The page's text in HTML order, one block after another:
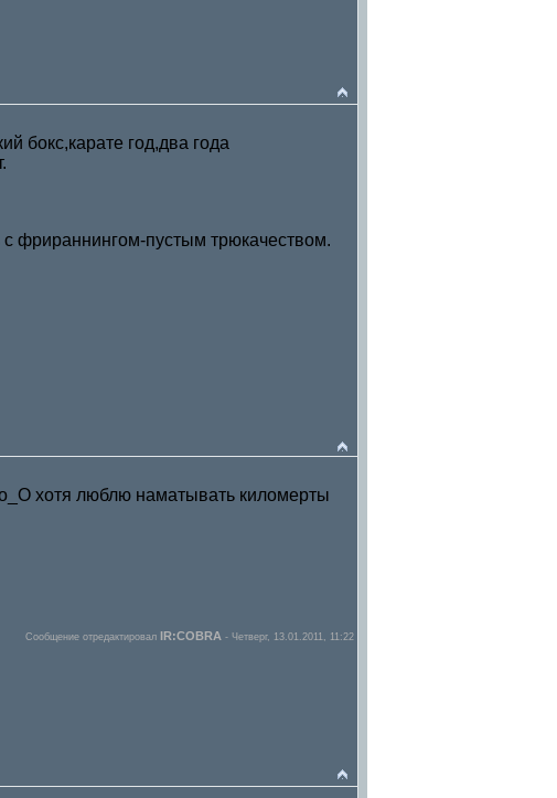
бокс,карате год,два года
фрираннингом-пустым трюкачеством.
хотя люблю наматывать киломерты
Сообщение отредактировал IR:COBRA - Четверг, 13.01.2011, 11:22